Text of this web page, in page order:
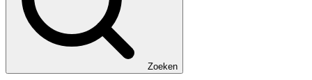
Zoeken